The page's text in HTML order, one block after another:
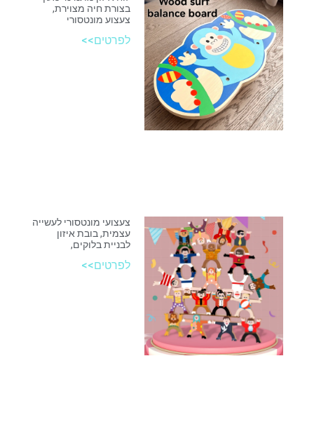
בצורת חיה מצוירת,
צעצוע מונטסורי
לפרטים>>
צעצועי מונטסורי לעשייה
עצמית, בובת איזון
לבניית בלוקים,
לפרטים>>